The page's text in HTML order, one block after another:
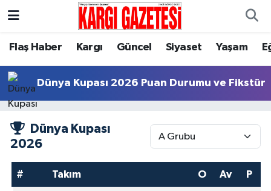
Flaş Haber Kargı Güncel Siyaset Yaşam
Dünya Kupası 2026 Puan Durumu ve Fikstür
Dünya Kupası
2026
# Takım O Av P
Flaş Haber
Kargı
Güncel
Siyaset
Yaşam
Nöbetçi Eczaneler
Hava Durumu
Çorum Namaz Vakitleri
Trafik Durumu
Süper Lig Puan Durumu ve Fikstür